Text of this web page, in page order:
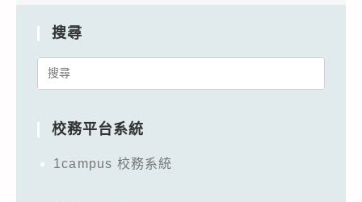
搜尋
Search
校務平台系統
1campus 校務系統